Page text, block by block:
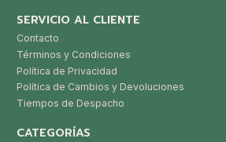
SERVICIO AL CLIENTE
Contacto
Términos y Condiciones
Política de Privacidad
Política de Cambios y Devoluciones
Tiempos de Despacho
CATEGORÍAS